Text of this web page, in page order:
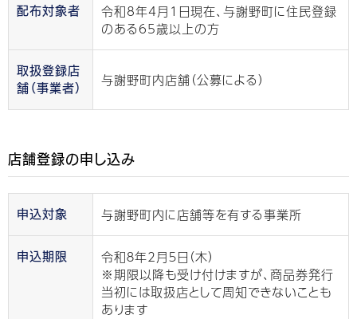
配布対象者
令和8年4月1日現在、与謝野町に住民登録
のある65歳以上の方
取扱登録店
舗（事業者）
与謝野町内店舗（公募による）
店舗登録の申し込み
申込対象 与謝野町内に店舗等を有する事業所
申込期限
令和８年2月５日（木）
※期限以降も受け付けますが、商品券発行
当初には取扱店として周知できないことも
あります